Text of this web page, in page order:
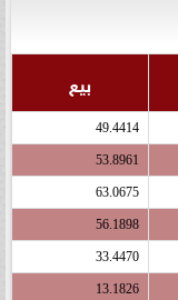
بيع
49.4414
53.8961
63.0675
56.1898
33.4470
13.1826